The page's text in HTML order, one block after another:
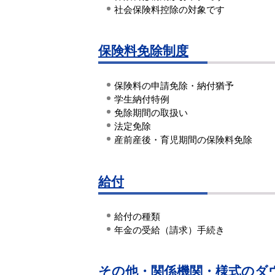
社会保険料控除の対象です
保険料免除制度
保険料の申請免除・納付猶予
学生納付特例
免除期間の取扱い
法定免除
産前産後・育児期間の保険料免除
給付
給付の種類
年金の受給（請求）手続き
その他・関係機関・様式のダ